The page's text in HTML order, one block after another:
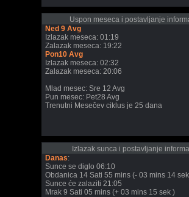
Uspon meseca i postavljanje
Ned 9 Avg
Izlazak meseca: 01:19
Zalazak meseca: 19:22
Pon10 Avg
Izlazak meseca: 02:32
Zalazak meseca: 20:06
Mlad mesec: Sre 12 Avg
Pun mesec: Pet28 Avg
Trenutni Mesečev ciklus je 25 dana
Izlazak sunca i postavljanje
Danas:
Sunce se diglo 06:10
Obdanica 14 Sati 55 mins (- 03 mins 14
Sunce će zalaziti 21:05
Mrak 9 Sati 05 mins (+ 03 mins 15 sek )